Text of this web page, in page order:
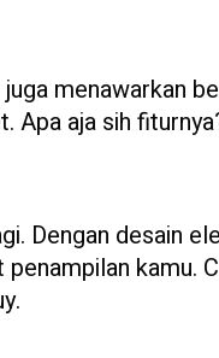
menawarkan
Apa aja sih
Dengan desain
kamu.